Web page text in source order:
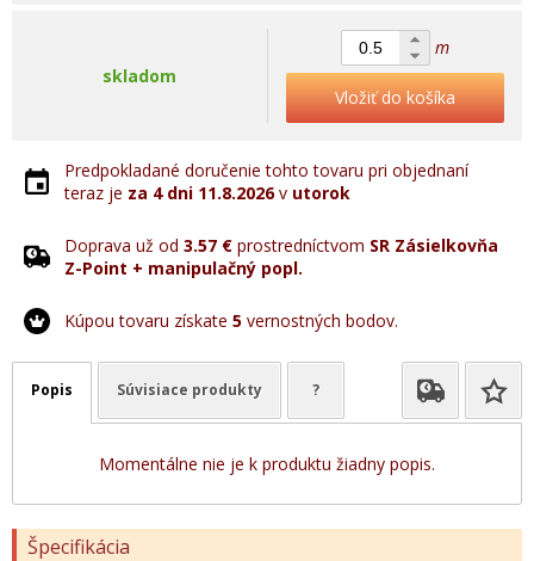
skladom
m
Vložiť do košíka
Predpokladané doručenie tohto tovaru pri objednaní
teraz je za 4 dni 11.8.2026v utorok
Doprava už od 3.57 € prostredníctvom SR Zásielkovňa
Z-Point + manipulačný popl.
Kúpou tovaru získate 5 vernostných bodov.
Popis Súvisiace produkty ?
Momentálne nie je k produktu žiadny popis.
Špecifikácia